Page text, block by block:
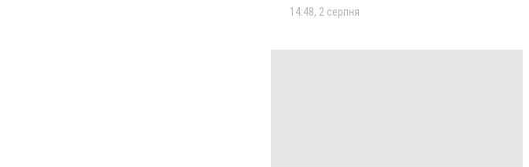
14:48, 2 серпня